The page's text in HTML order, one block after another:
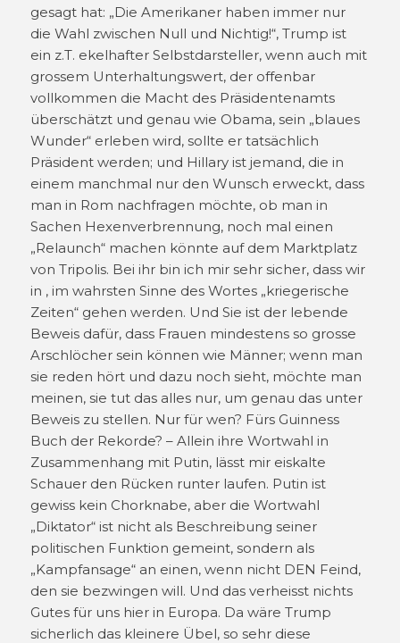
gesagt hat: „Die Amerikaner haben immer nur
die Wahl zwischen Null und Nichtig!“, Trump ist
ein z.T. ekelhafter Selbstdarsteller, wenn auch mit
grossem Unterhaltungswert, der offenbar
vollkommen die Macht des Präsidentenamts
überschätzt und genau wie Obama, sein „blaues
Wunder“ erleben wird, sollte er tatsächlich
Präsident werden; und Hillary ist jemand, die in
einem manchmal nur den Wunsch erweckt, dass
man in Rom nachfragen möchte, ob man in
Sachen Hexenverbrennung, noch mal einen
„Relaunch“ machen könnte auf dem Marktplatz
von Tripolis. Bei ihr bin ich mir sehr sicher, dass wir
in , im wahrsten Sinne des Wortes „kriegerische
Zeiten“ gehen werden. Und Sie ist der lebende
Beweis dafür, dass Frauen mindestens so grosse
Arschlöcher sein können wie Männer; wenn man
sie reden hört und dazu noch sieht, möchte man
meinen, sie tut das alles nur, um genau das unter
Beweis zu stellen. Nur für wen? Fürs Guinness
Buch der Rekorde? – Allein ihre Wortwahl in
Zusammenhang mit Putin, lässt mir eiskalte
Schauer den Rücken runter laufen. Putin ist
gewiss kein Chorknabe, aber die Wortwahl
„Diktator“ ist nicht als Beschreibung seiner
politischen Funktion gemeint, sondern als
„Kampfansage“ an einen, wenn nicht DEN Feind,
den sie bezwingen will. Und das verheisst nichts
Gutes für uns hier in Europa. Da wäre Trump
sicherlich das kleinere Übel, so sehr diese